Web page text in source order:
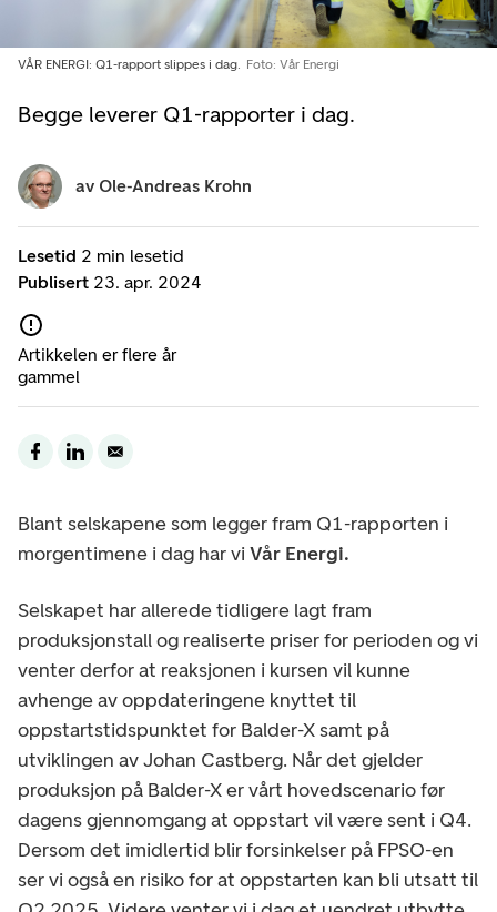
Begge leverer Q1-rapporter i dag.
VÅR ENERGI: Q1-rapport slippes i dag. Foto: Vår Energi
Lesetid 2 min lesetid
Publisert 23. apr. 2024
Artikkelen er flere år
gammel
av Ole-Andreas Krohn
Blant selskapene som legger fram Q1-rapporten i
morgentimene i dag har vi Vår Energi.
Selskapet har allerede tidligere lagt fram
produksjonstall og realiserte priser for perioden og vi
venter derfor at reaksjonen i kursen vil kunne
avhenge av oppdateringene knyttet til
oppstartstidspunktet for Balder-X samt på
utviklingen av Johan Castberg. Når det gjelder
produksjon på Balder-X er vårt hovedscenario før
dagens gjennomgang at oppstart vil være sent i Q4.
Dersom det imidlertid blir forsinkelser på FPSO-en
ser vi også en risiko for at oppstarten kan bli utsatt til